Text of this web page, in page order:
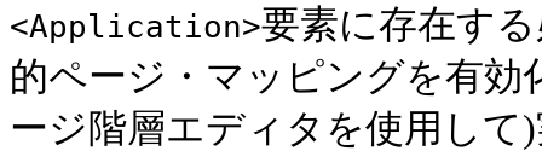
<Application>要素に存在す
的ページ・マッピングを有
ージ階層エディタを使用し